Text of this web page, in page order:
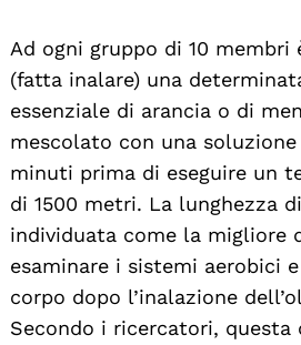
Ad ogni gruppo di 10
(fatta inalare) una
essenziale di arancia o di
mescolato con una
minuti prima di eseguire un
di 1500 metri. La lunghezza
individuata come la migliore
esaminare i sistemi aerobici
corpo dopo l’inalazione
Secondo i ricercatori, questa